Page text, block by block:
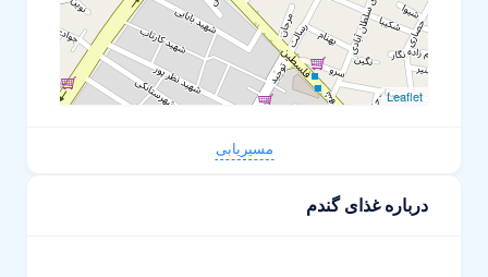
Leaflet
مسیریابی
درباره غذای گندم